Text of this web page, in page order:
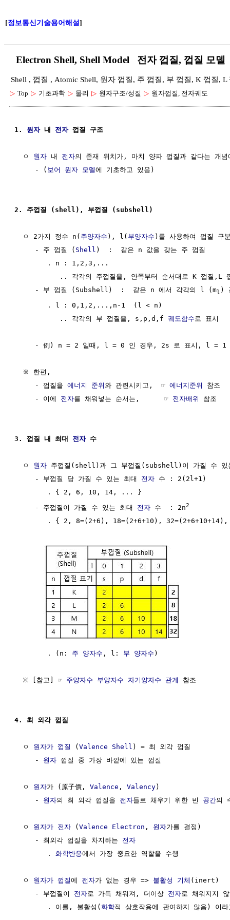
[정보통신기술용어해설]
Electron Shell, Shell Model 전자 껍질, 껍질 모델
Shell , 껍질 , Atomic Shell, 원자 껍질, 주 껍질, 부 껍질, K 껍질,
▷ Top ▷ 기초과학 ▷ 물리 ▷ 원자구조/성질 ▷ 원자껍질, 전자궤도
1. 원자 내 전자 껍질 구조
  ㅇ
원자 내 전자의 존재 위치가, 마치 양파 껍질과 같다는 개념
     - (
보어 원자 모델에 기초하고 있음)
2. 주껍질 (shell), 부껍질 (subshell)
  ㅇ 2가지 정수 n(
주양자수 ), l( 부양자수 )를 사용하여 껍질 구
     - 주 껍질 (
Shell )  :  같은 n 값을 갖는 주 껍질
        . n : 1,2,3,...
.. 각각의 주껍질을, 안쪽부터 순서대로 K 껍질,L
     - 부 껍질 (Subshell)  :  같은 n 에서 각각의 l (m
l )
        . l : 0,1,2,...,n-1  (l < n)
           .. 각각의 부 껍질을, s,p,d,f
궤도함수로 표시
- 例) n = 2 일때, l = 0 인 경우, 2s 로 표시, l = 1
  ※ 한편,
     - 껍질을
에너지 준위와 관련시키고,  ☞ 에너지준위
참조
     - 이에
전자를 채워넣는 순서는,      ☞ 전자배위 참조
3. 껍질 내 최대 전자 수
  ㅇ
원자 주껍질(shell)과 그 부껍질(subshell)이 가질 수
     - 부껍질 당 가질 수 있는 최대
전자 수 : 2(2l+1)
        . { 2, 6, 10, 14, ... }
     - 주껍질이 가질 수 있는 최대
전자 수  : 2n2
. { 2, 8=(2+6), 18=(2+6+10), 32=(2+6+10+14),
        . (n:
주 양자수 , l: 부 양자수 )
  ※ [참고] ☞
주양자수 부양자수 자기양자수 관계 참조
4. 최 외각 껍질
  ㅇ
원자가 껍질 ( Valence Shell ) = 최 외각 껍질
     -
원자 껍질 중 가장 바깥에 있는 껍질
  ㅇ
원자가 (原子價, Valence , Valency)
     -
원자의 최 외각 껍질을 전자들로 채우기 위한 빈 공간의
  ㅇ
원자가 전자 ( Valence Electron , 원자가를 결정)
     - 최외각 껍질을 차지하는
전자
        .
화학반응에서 가장 중요한 역할을 수행
  ㅇ
원자가 껍질에 전자가 없는 경우 => 불활성 기체 (inert)
     - 부껍질이
전자로 가득 채워져, 더이상 전자로 채워지지
        . 이를, 불활성(
화학